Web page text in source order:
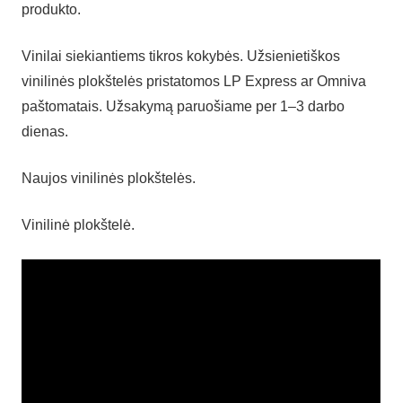
produkto.
Vinilai siekiantiems tikros kokybės. Užsienietiškos
vinilinės plokštelės pristatomos LP Express ar Omniva
paštomatais. Užsakymą paruošiame per 1–3 darbo
dienas.
Naujos vinilinės plokštelės.
Vinilinė plokštelė.